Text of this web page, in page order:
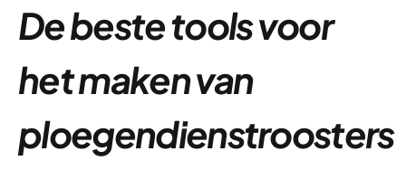
De beste tools voor
het maken van
ploegendienstroosters